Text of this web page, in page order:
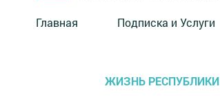
Главная Подписка и Услуги
ЖИЗНЬ РЕСПУБЛИКИ